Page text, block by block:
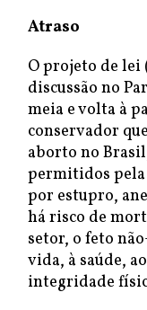
Atraso
O projeto de lei
discussão no
meia e volta à
conservador
aborto no
permitidos pela
por estupro,
há risco de
setor, o feto
vida, à saúde,
integridade